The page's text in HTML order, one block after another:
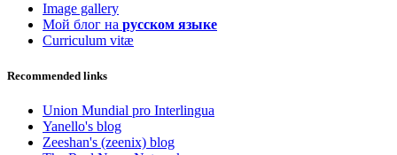
Image gallery
Мой блог на русском языке
Curriculum vitæ
Recommended links
Union Mundial pro Interlingua
Yanello's blog
Zeeshan's (zeenix) blog